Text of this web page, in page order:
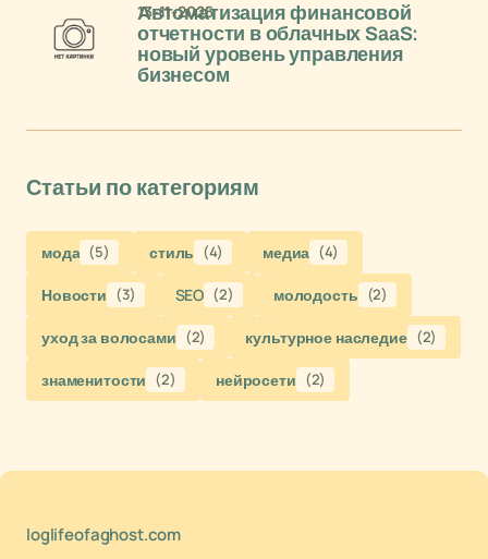
Автоматизация финансовой
отчетности в облачных SaaS:
новый уровень управления
бизнесом
13-11-2025
Статьи по категориям
мода (5) стиль (4) медиа (4)
Новости (3) SEO (2) молодость (2)
уход за волосами (2) культурное наследие (2)
знаменитости (2) нейросети (2)
loglifeofaghost.com